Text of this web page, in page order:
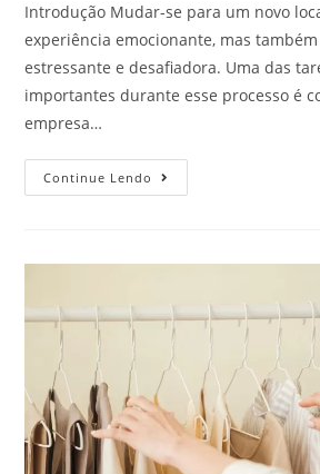
Introdução Mudar-se para um novo
experiência emocionante, mas
estressante e desafiadora. Uma das
importantes durante esse processo é
empresa…
Continue Lendo